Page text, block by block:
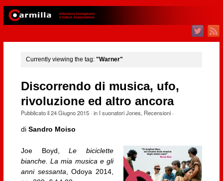
Currently viewing the tag: "Warner"
Discorrendo di musica, ufo,
rivoluzione ed altro ancora
Pubblicato il24 Giugno 2015· in I suonatori Jones, Recensioni·
di Sandro Moiso
Joe Boyd,Le biciclette
bianche. La mia musica e gli
anni sessanta, Odoya 2014,